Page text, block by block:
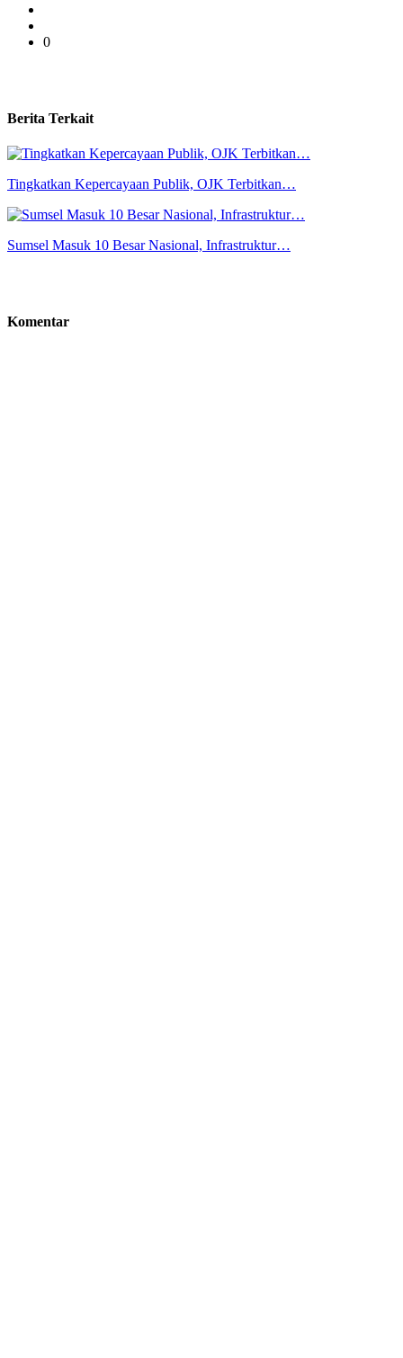
0
Berita Terkait
Tingkatkan Kepercayaan Publik, OJK Terbitkan…
Sumsel Masuk 10 Besar Nasional, Infrastruktur…
Komentar